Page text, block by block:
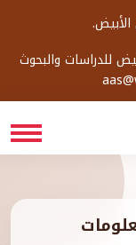
للدراسات والبحوث